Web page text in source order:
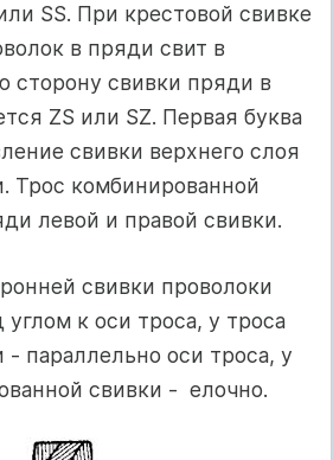
SS. При крестовой свивке
в пряди свит в
сторону свивки пряди в
ZS или SZ. Первая буква
свивки верхнего слоя
Трос комбинированной
левой и правой свивки.
свивки проволоки
к оси троса, у троса
- параллельно оси троса, у
свивки - елочно.